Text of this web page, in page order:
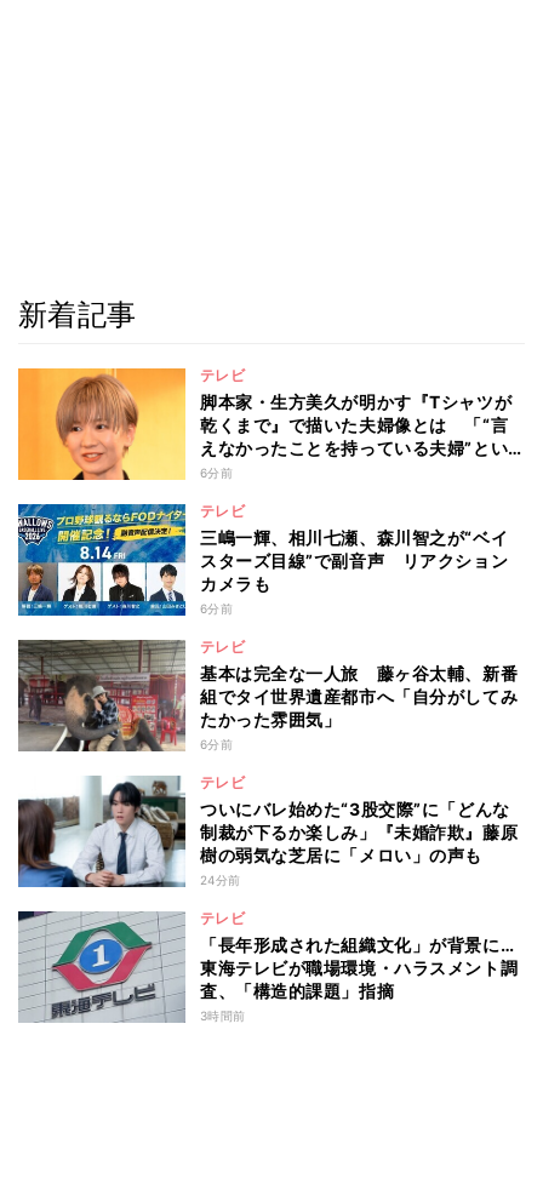
新着記事
テレビ
脚本家・生方美久が明かす『Tシャツが
乾くまで』で描いた夫婦像とは 「“言
えなかったことを持っている夫婦”とい
うのは面白いかも」
6分前
テレビ
三嶋一輝、相川七瀬、森川智之が“ベイ
スターズ目線”で副音声 リアクション
カメラも
6分前
テレビ
基本は完全な一人旅 藤ヶ谷太輔、新番
組でタイ世界遺産都市へ「自分がしてみ
たかった雰囲気」
6分前
テレビ
ついにバレ始めた“3股交際”に「どんな
制裁が下るか楽しみ」『未婚詐欺』藤原
樹の弱気な芝居に「メロい」の声も
24分前
テレビ
「長年形成された組織文化」が背景に…
東海テレビが職場環境・ハラスメント調
査、「構造的課題」指摘
3時間前